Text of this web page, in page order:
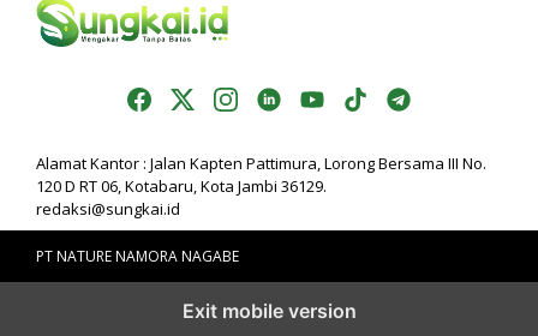
Alamat Kantor : Jalan Kapten Pattimura, Lorong Bersama III No.
120 D RT 06, Kotabaru, Kota Jambi 36129.
redaksi@sungkai.id
PT NATURE NAMORA NAGABE
Exit mobile version